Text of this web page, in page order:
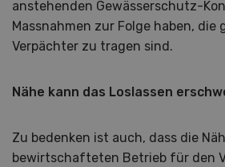
anstehenden Gewässerschutz-
Massnahmen zur Folge haben, die
Verpächter zu tragen sind.
Nähe kann das Loslassen
Zu bedenken ist auch, dass die
bewirtschafteten Betrieb für den